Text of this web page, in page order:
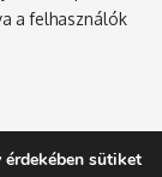
a felhasználók
sütiket